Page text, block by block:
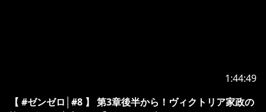
1:44:49
【 #ゼンゼロ│#8 】 第3章後半から！ヴィクトリア家政の